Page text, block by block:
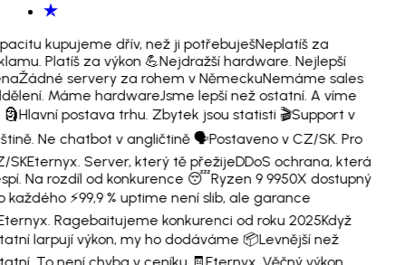
kupujeme dřív, než ji potřebuješNeplatíš za
Platíš za výkon 💪Nejdražší hardware. Nejlepší
Žádné servery za rohem v NěmeckuNemáme sales
Máme hardwareJsme lepší než ostatní. A víme
🗿Hlavní postava trhu. Zbytek jsou statisti 🎬Support v
Ne chatbot v angličtině 🗣️Postaveno v CZ/SK. Pro
SKEternyx. Server, který tě přežijeDDoS ochrana, která
Na rozdíl od konkurence 😴Ryzen 9 9950X dostupný
každého ⚡99,9 % uptime není slib, ale garance
Ragebaitujeme konkurenci od roku 2025Když
larpují výkon, my ho dodáváme 📦Levnější než